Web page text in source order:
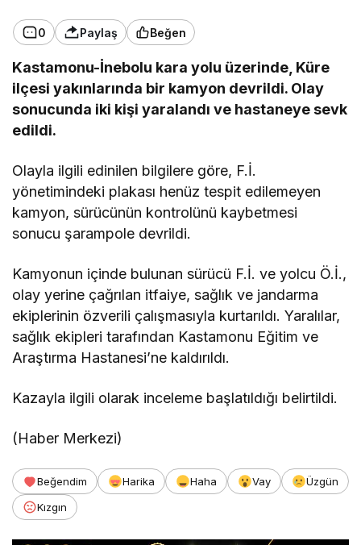
0 Paylaş Beğen
Kastamonu-İnebolu kara yolu üzerinde, Küre
ilçesi yakınlarında bir kamyon devrildi. Olay
sonucunda iki kişi yaralandı ve hastaneye sevk
edildi.
Olayla ilgili edinilen bilgilere göre, F.İ.
yönetimindeki plakası henüz tespit edilemeyen
kamyon, sürücünün kontrolünü kaybetmesi
sonucu şarampole devrildi.
Kamyonun içinde bulunan sürücü F.İ. ve yolcu Ö.İ.,
olay yerine çağrılan itfaiye, sağlık ve jandarma
ekiplerinin özverili çalışmasıyla kurtarıldı. Yaralılar,
sağlık ekipleri tarafından Kastamonu Eğitim ve
Araştırma Hastanesi’ne kaldırıldı.
Kazayla ilgili olarak inceleme başlatıldığı belirtildi.
(Haber Merkezi)
Beğendim Harika Haha Vay
Üzgün
Kızgın